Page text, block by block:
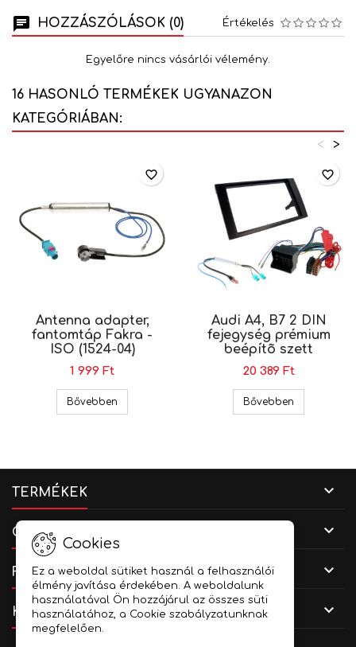
HOZZÁSZÓLÁSOK (0) Értékelés
Egyelőre nincs vásárlói vélemény.
16 HASONLÓ TERMÉKEK UGYANAZON
KATEGÓRIÁBAN:
>
<
Antenna adapter,
fantomtáp Fakra -
ISO (1524-04)
1 999 Ft
Bővebben Antenna adapter, fantomtáp Fakra - ISO (1524-
favorite_border
Audi A4, B7 2 DIN
fejegység prémium
beépítõ szett
20 389 Ft
Bővebben
favorite_border
TERMÉKEK 
CÉGADATOK 
FIÓKOD 
KAPCSOLAT 
Cookies
Ez a weboldal sütiket használ a felhasználói
élmény javítása érdekében. A weboldalunk
használatával Ön hozzájárul az összes süti
használatához, a Cookie szabályzatunknak
megfelelően.